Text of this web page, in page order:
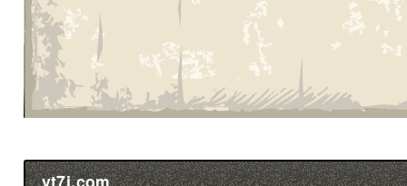
yt7i.com